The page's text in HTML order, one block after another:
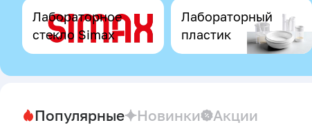
Лабораторное
стекло Simax
Лабораторный
пластик
Популярные Новинки Акции